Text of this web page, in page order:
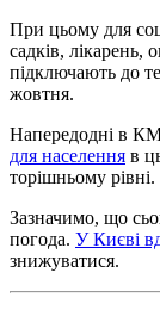
При цьому для
садків, лікарень,
підключають до
жовтня.
Напередодні в
для населення в
торішньому рівні.
Зазначимо, що
погода. У Києві
знижуватися.